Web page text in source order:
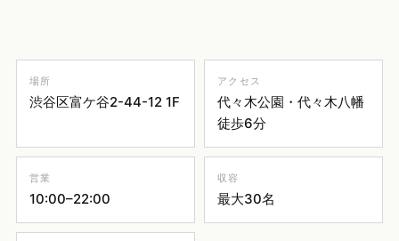
場所
渋谷区富ケ谷2-44-12 1F
アクセス
代々木公園・代々木八幡
徒歩6分
営業
10:00–22:00
収容
最大30名